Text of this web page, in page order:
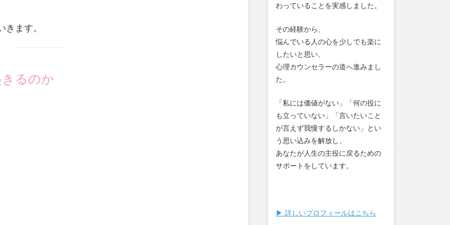
ます。
るのか
わっていることを実感しました。
その経験から、
悩んでいる人の心を少しでも楽に
したいと思い、
心理カウンセラーの道へ進みまし
た。
「私には価値がない」「何の役に
も立っていない」「言いたいこと
が言えず我慢するしかない」とい
う思い込みを解放し、
あなたが人生の主役に戻るための
サポートをしています。
▶︎ 詳しいプロフィールはこちら